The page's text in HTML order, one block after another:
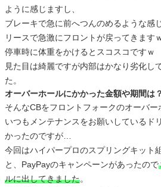
ように感じますし、
ブレーキで急に前へつんのめるような感
リースで急激にフロントが戻ってきます
停車時に体重をかけるとスコスコですｗ
見た目は綺麗ですが内部はかなり劣化し
た。
オーバーホールにかかった金額や期間は？
そんなCBをフロントフォークのオーバー
いつもメンテナンスをお願いしているド
かったのですが…
今回はハイパープロのスプリングキット
と、PayPayのキャンペーンがあったので
ルに出してきました。